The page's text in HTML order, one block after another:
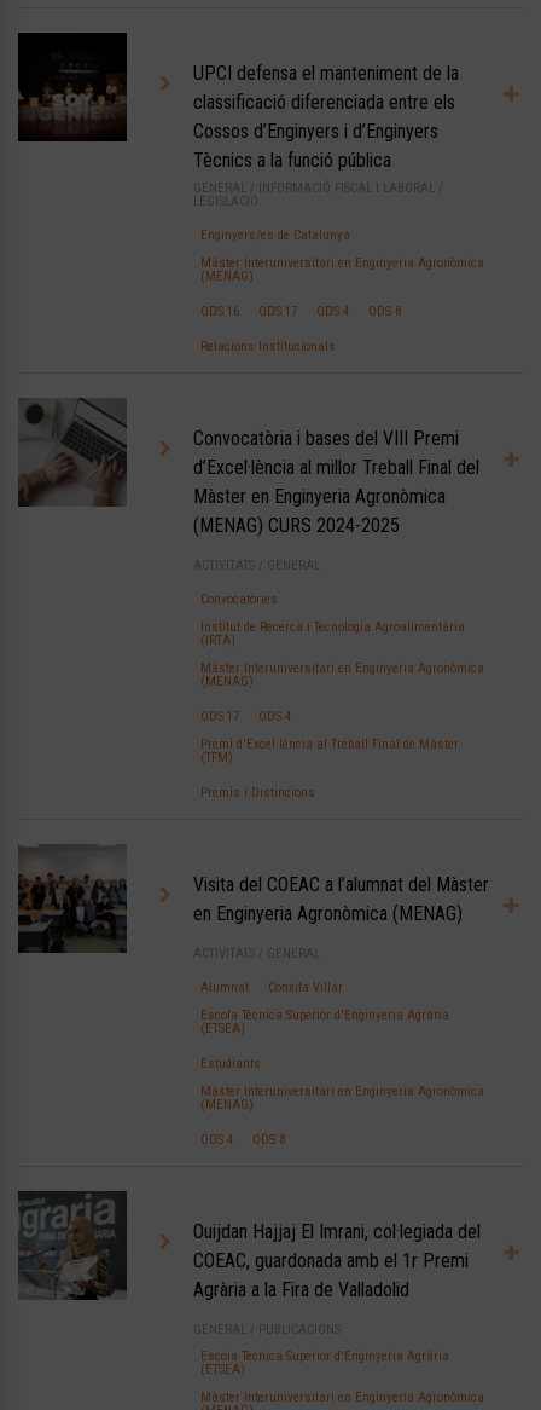
UPCI defensa el manteniment de la
classificació diferenciada entre els
Cossos d’Enginyers i d’Enginyers
Tècnics a la funció pública
GENERAL INFORMACIÓ FISCAL I LABORAL
LEGISLACIÓ
Enginyers/es de Catalunya
Màster Interuniversitari en Enginyeria Agronòmica
(MENAG)
ODS 16 ODS 17 ODS 4 ODS 8
Relacions Institucionals
Convocatòria i bases del VIII Premi
d’Excel·lència al millor Treball Final del
Màster en Enginyeria Agronòmica
(MENAG) CURS 2024-2025
ACTIVITATS GENERAL
Convocatòries
Institut de Recerca i Tecnologia Agroalimentària
(IRTA)
Màster Interuniversitari en Enginyeria Agronòmica
(MENAG)
ODS 17
ODS 4
Premi d'Excel·lència al Treball Final de Màster
(TFM)
Premis i Distincions
Visita del COEAC a l’alumnat del Màster
en Enginyeria Agronòmica (MENAG)
ACTIVITATS GENERAL
Alumnat
Conxita Villar
Escola Tècnica Superior d'Enginyeria Agrària
(ETSEA)
Estudiants
Màster Interuniversitari en Enginyeria Agronòmica
(MENAG)
ODS 4 ODS 8
Ouijdan Hajjaj El Imrani, col·legiada del
COEAC, guardonada amb el 1r Premi
Agrària a la Fira de Valladolid
GENERAL
PUBLICACIONS
Escola Tècnica Superior d'Enginyeria Agrària
(ETSEA)
Màster Interuniversitari en Enginyeria Agronòmica